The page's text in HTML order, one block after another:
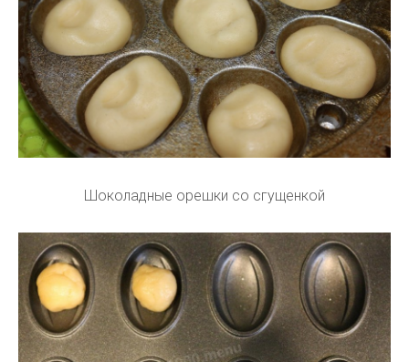
Шоколадные орешки со сгущенкой